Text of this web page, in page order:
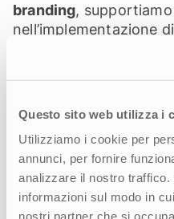
Questo sito web utilizza i
Utilizziamo i cookie per
annunci, per fornire
analizzare il nostro traffico.
informazioni sul modo in
nostri partner che si
branding,
nell’implementazione
Quali sono i
aziende?
Abbiamo notato che
grande importanza
allatrasparenza. I
impiego, ma un